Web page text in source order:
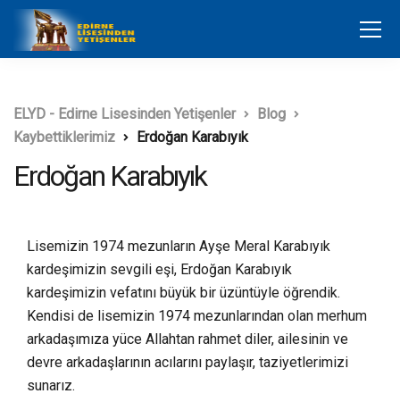
ELYD - Edirne Lisesinden Yetişenler
Blog
Kaybettiklerimiz
Erdoğan Karabıyık
Erdoğan Karabıyık
Lisemizin 1974 mezunların Ayşe Meral Karabıyık
kardeşimizin sevgili eşi, Erdoğan Karabıyık
kardeşimizin vefatını büyük bir üzüntüyle öğrendik.
Kendisi de lisemizin 1974 mezunlarından olan merhum
arkadaşımıza yüce Allahtan rahmet diler, ailesinin ve
devre arkadaşlarının acılarını paylaşır, taziyetlerimizi
sunarız.